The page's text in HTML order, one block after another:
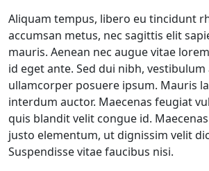
Aliquam tempus, libero eu tincidunt
accumsan metus, nec sagittis elit
mauris. Aenean nec augue vitae
id eget ante. Sed dui nibh, vestibulum
ullamcorper posuere ipsum. Mauris
interdum auctor. Maecenas feugiat
quis blandit velit congue id.
justo elementum, ut dignissim velit
Suspendisse vitae faucibus nisi.